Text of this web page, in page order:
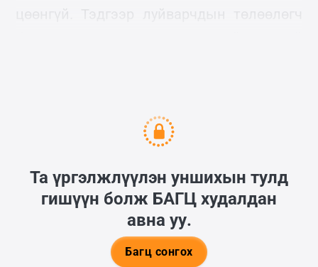
Та үргэлжлүүлэн уншихын тулд
гишүүн болж БАГЦ худалдан
авна уу.
Багц сонгох